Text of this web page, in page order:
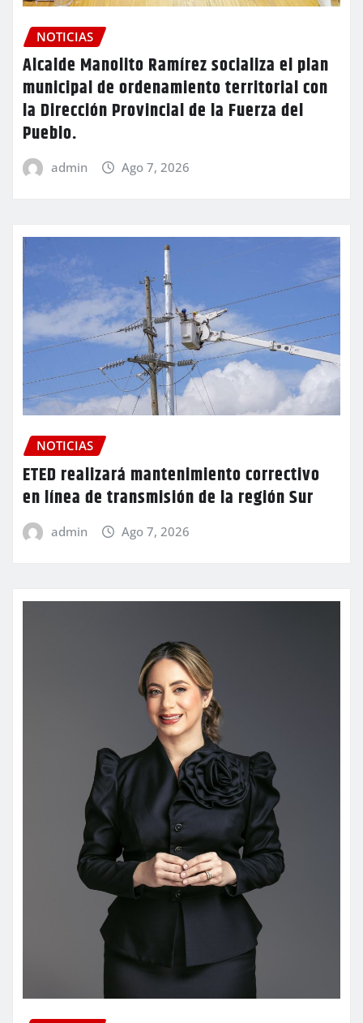
NOTICIAS
Alcalde Manolito Ramírez socializa el plan
municipal de ordenamiento territorial con
la Dirección Provincial de la Fuerza del
Pueblo.
admin Ago 7, 2026
NOTICIAS
ETED realizará mantenimiento correctivo
en línea de transmisión de la región Sur
admin Ago 7, 2026